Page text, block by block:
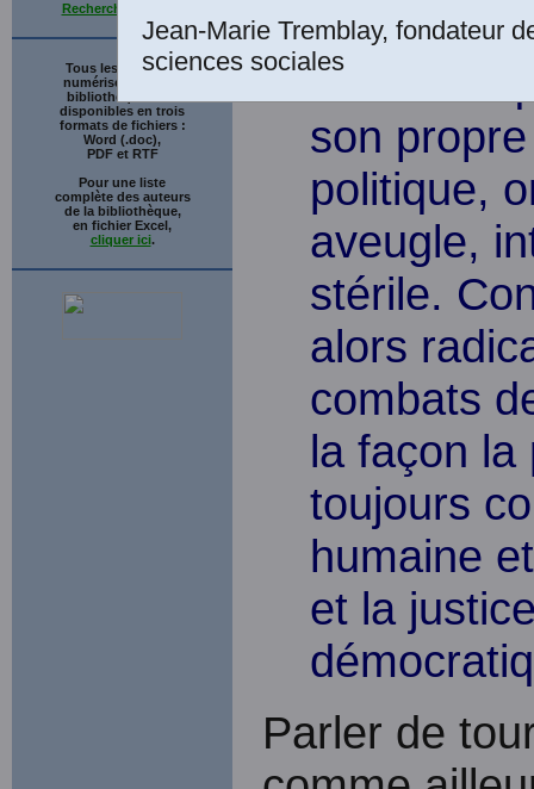
Recherche avancée
Tous les ouvrages
numérisés de cette
bibliothèque sont
disponibles en trois
formats de fichiers :
Word (.doc),
PDF et RTF
Pour une liste
complète des auteurs
de la bibliothèque,
en fichier Excel,
cliquer ici.
Quand on
son
politique,
aveugle,
stérile.
alors
combats
la façon la
toujours
humaine
et la
Parler de
Jean-Marie Tremblay, fondateur
sciences sociales